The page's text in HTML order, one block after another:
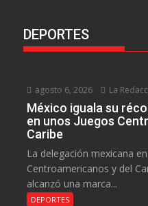
DEPORTES
agosto 6, 2026 La
México iguala su
en unos Juegos
Caribe
La delegación mexicana
Centroamericanos y del
alcanzó una marca...
DEPORTES